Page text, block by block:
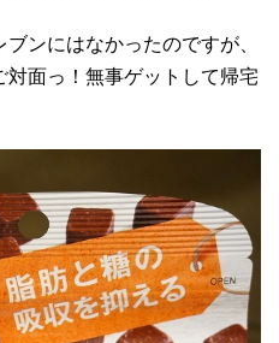
ンにはなかったのですが、
面っ！無事ゲットして帰宅